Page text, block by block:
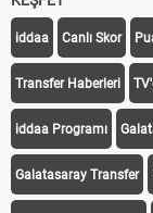
iddaa Canlı Skor
Transfer Haberleri
iddaa Programı
Galatasaray Transfer
Trabzonspor Transfer